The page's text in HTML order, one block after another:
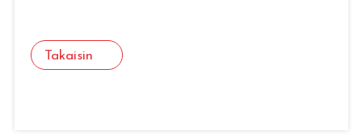
Takaisin